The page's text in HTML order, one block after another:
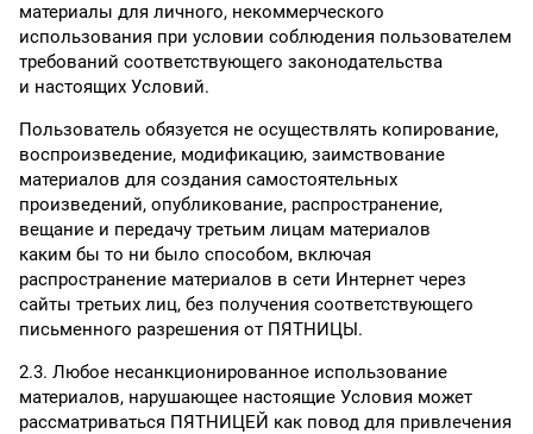
материалы для личного, некоммерческого
использования при условии соблюдения пользователем
требований соответствующего законодательства
и настоящих Условий.
Пользователь обязуется не осуществлять копирование,
воспроизведение, модификацию, заимствование
материалов для создания самостоятельных
произведений, опубликование, распространение,
вещание и передачу третьим лицам материалов
каким бы то ни было способом, включая
распространение материалов в сети Интернет через
сайты третьих лиц, без получения соответствующего
письменного разрешения от ПЯТНИЦЫ.
2.3. Любое несанкционированное использование
материалов, нарушающее настоящие Условия может
рассматриваться ПЯТНИЦЕЙ как повод для привлечения